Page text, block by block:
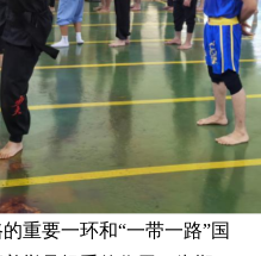
重要一环和“一带一路”国